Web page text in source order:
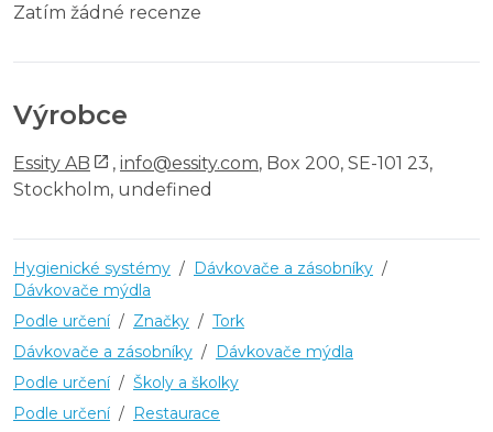
Zatím žádné recenze
Výrobce
Essity AB , info@essity.com, Box 200, SE-101 23,
Stockholm, undefined
Hygienické systémy / Dávkovače a zásobníky /
Dávkovače mýdla
Podle určení / Značky / Tork
Dávkovače a zásobníky / Dávkovače mýdla
Podle určení / Školy a školky
Podle určení / Restaurace